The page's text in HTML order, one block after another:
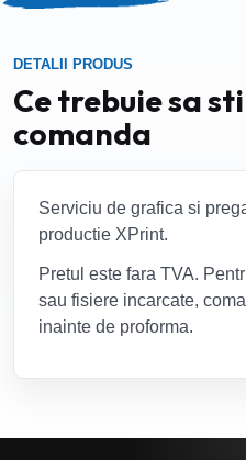
DETALII PRODUS
Ce trebuie sa
comanda
Serviciu de grafica si
productie XPrint.
Pretul este fara TVA.
sau fisiere incarcate,
inainte de proforma.